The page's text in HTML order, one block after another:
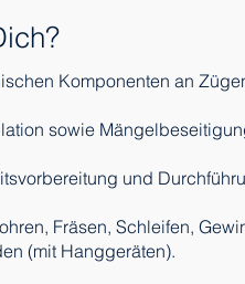
Komponenten an
sowie
und
Fräsen, Schleifen,
(mit Hanggeräten).